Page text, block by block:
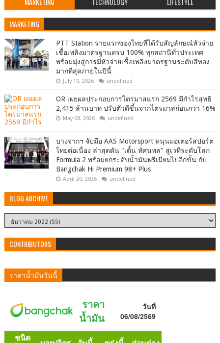
MARKETING
PTT Station รายแรกของไทยที่ได้รับสัญลักษณ์หัวจ่าย
เชื้อเพลิงมาตรฐานครบ 100% ทุกสถานีทั่วประเทศ
พร้อมมุ่งสู่การมีหัวจ่ายเชื้อเพลิงมาตรฐานระดับสีทอง
มากที่สุดภายในปีนี้
July 10, 2026 undefined
OR เผยผลประกอบการไตรมาสแรก 2569 มีกำไรสุทธิ
2,415 ล้านบาท ปรับตัวดีขึ้นจากไตรมาสก่อนกว่า 16%
May 08, 2026 undefined
บางจากฯ จับมือ AAS Motorsport หนุนมอเตอร์สปอร์ต
ไทยต่อเนื่อง ล่าสุดดัน "เติ้น ทัศนพล" สู่เวทีระดับโลก
Formula 2 พร้อมยกระดับน้ำมันพรีเมียมไปอีกขั้น กับ
Bangchak Hi Premium 98+ Plus
April 20, 2026 undefined
BLOG ARCHIVE
CONTRIBUTORS
ราคาน้ำมันวันนี้